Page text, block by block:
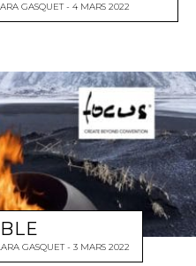
GASQUET 4 MARS 2022
GASQUET 3 MARS 2022